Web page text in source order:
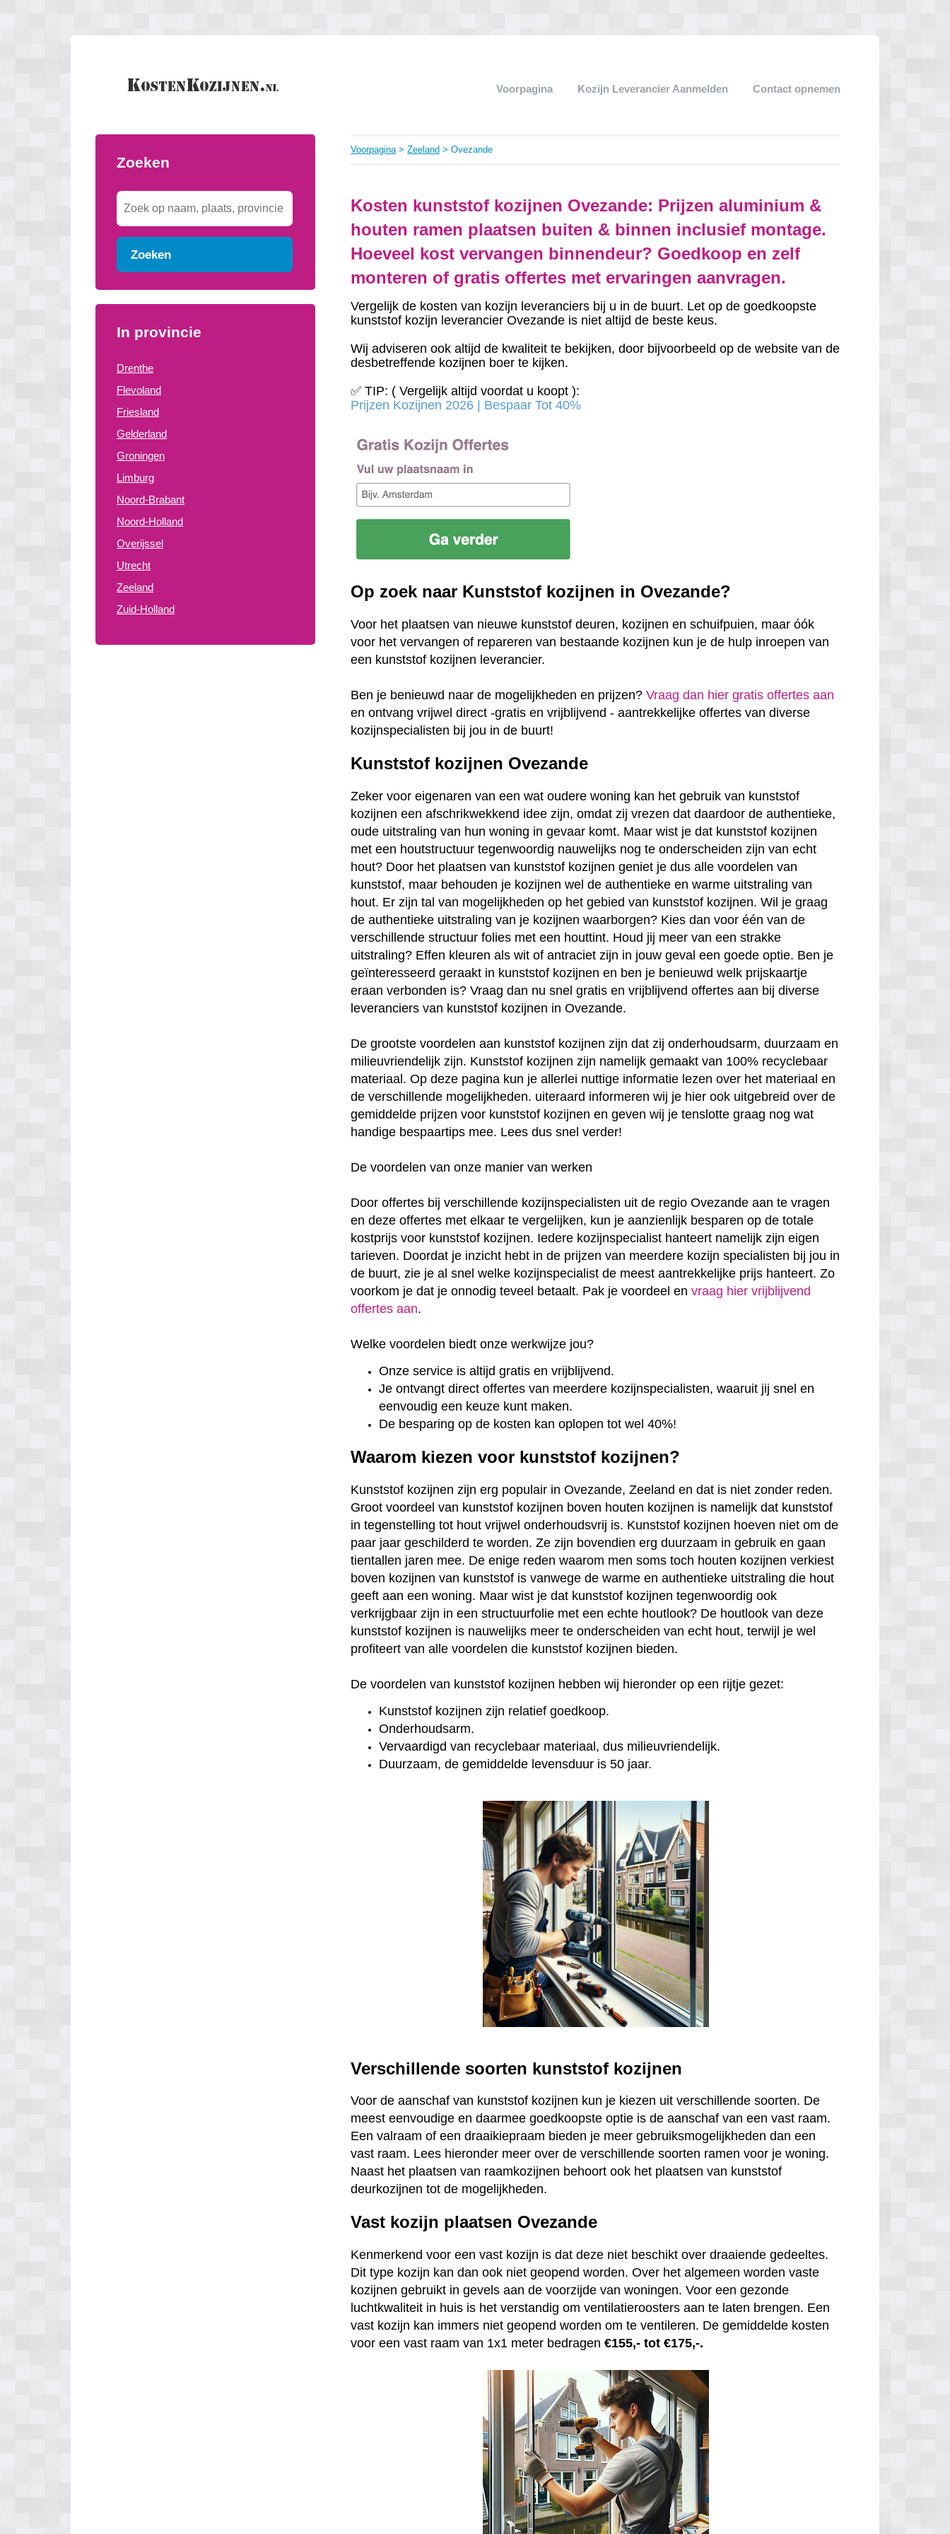
Voorpagina Kozijn Leverancier Aanmelden Contact opnemen
Zoeken
Zoeken
In provincie
Drenthe
Flevoland
Friesland
Gelderland
Groningen
Limburg
Noord-Brabant
Noord-Holland
Overijssel
Utrecht
Zeeland
Zuid-Holland
Voorpagina>Zeeland > Ovezande
Kosten kunststof kozijnen Ovezande: Prijzen aluminium &
houten ramen plaatsen buiten & binnen inclusief montage.
Hoeveel kost vervangen binnendeur? Goedkoop en zelf
monteren of gratis offertes met ervaringen aanvragen.
Vergelijk de kosten van kozijn leveranciers bij u in de buurt. Let op de goedkoopste
kunststof kozijn leverancier Ovezande is niet altijd de beste keus.
Wij adviseren ook altijd de kwaliteit te bekijken, door bijvoorbeeld op de website van de
desbetreffende kozijnen boer te kijken.
✅ TIP: ( Vergelijk altijd voordat u koopt ):
Prijzen Kozijnen 2026 | Bespaar Tot 40%‎
Op zoek naar Kunststof kozijnen in Ovezande?
Voor het plaatsen van nieuwe kunststof deuren, kozijnen en schuifpuien, maar óók
voor het vervangen of repareren van bestaande kozijnen kun je de hulp inroepen van
een kunststof kozijnen leverancier.
Ben je benieuwd naar de mogelijkheden en prijzen?Vraag dan hier gratis offertes aan
en ontvang vrijwel direct -gratis en vrijblijvend - aantrekkelijke offertes van diverse
kozijnspecialisten bij jou in de buurt!
Kunststof kozijnen Ovezande
Zeker voor eigenaren van een wat oudere woning kan het gebruik van kunststof
kozijnen een afschrikwekkend idee zijn, omdat zij vrezen dat daardoor de authentieke,
oude uitstraling van hun woning in gevaar komt. Maar wist je dat kunststof kozijnen
met een houtstructuur tegenwoordig nauwelijks nog te onderscheiden zijn van echt
hout? Door het plaatsen van kunststof kozijnen geniet je dus alle voordelen van
kunststof, maar behouden je kozijnen wel de authentieke en warme uitstraling van
hout. Er zijn tal van mogelijkheden op het gebied van kunststof kozijnen. Wil je graag
de authentieke uitstraling van je kozijnen waarborgen? Kies dan voor één van de
verschillende structuur folies met een houttint. Houd jij meer van een strakke
uitstraling? Effen kleuren als wit of antraciet zijn in jouw geval een goede optie. Ben je
geïnteresseerd geraakt in kunststof kozijnen en ben je benieuwd welk prijskaartje
eraan verbonden is? Vraag dan nu snel gratis en vrijblijvend offertes aan bij diverse
leveranciers van kunststof kozijnen in Ovezande.
De grootste voordelen aan kunststof kozijnen zijn dat zij onderhoudsarm, duurzaam en
milieuvriendelijk zijn. Kunststof kozijnen zijn namelijk gemaakt van 100% recyclebaar
materiaal. Op deze pagina kun je allerlei nuttige informatie lezen over het materiaal en
de verschillende mogelijkheden. uiteraard informeren wij je hier ook uitgebreid over de
gemiddelde prijzen voor kunststof kozijnen en geven wij je tenslotte graag nog wat
handige bespaartips mee. Lees dus snel verder!
De voordelen van onze manier van werken
Door offertes bij verschillende kozijnspecialisten uit de regio Ovezande aan te vragen
en deze offertes met elkaar te vergelijken, kun je aanzienlijk besparen op de totale
kostprijs voor kunststof kozijnen. Iedere kozijnspecialist hanteert namelijk zijn eigen
tarieven. Doordat je inzicht hebt in de prijzen van meerdere kozijn specialisten bij jou in
de buurt, zie je al snel welke kozijnspecialist de meest aantrekkelijke prijs hanteert. Zo
voorkom je dat je onnodig teveel betaalt. Pak je voordeel envraag hier vrijblijvend
offertes aan.
Welke voordelen biedt onze werkwijze jou?
Onze service is altijd gratis en vrijblijvend.
Je ontvangt direct offertes van meerdere kozijnspecialisten, waaruit jij snel en
eenvoudig een keuze kunt maken.
De besparing op de kosten kan oplopen tot wel 40%!
Waarom kiezen voor kunststof kozijnen?
Kunststof kozijnen zijn erg populair in Ovezande, Zeeland en dat is niet zonder reden.
Groot voordeel van kunststof kozijnen boven houten kozijnen is namelijk dat kunststof
in tegenstelling tot hout vrijwel onderhoudsvrij is. Kunststof kozijnen hoeven niet om de
paar jaar geschilderd te worden. Ze zijn bovendien erg duurzaam in gebruik en gaan
tientallen jaren mee. De enige reden waarom men soms toch houten kozijnen verkiest
boven kozijnen van kunststof is vanwege de warme en authentieke uitstraling die hout
geeft aan een woning. Maar wist je dat kunststof kozijnen tegenwoordig ook
verkrijgbaar zijn in een structuurfolie met een echte houtlook? De houtlook van deze
kunststof kozijnen is nauwelijks meer te onderscheiden van echt hout, terwijl je wel
profiteert van alle voordelen die kunststof kozijnen bieden.
De voordelen van kunststof kozijnen hebben wij hieronder op een rijtje gezet:
Kunststof kozijnen zijn relatief goedkoop.
Onderhoudsarm.
Vervaardigd van recyclebaar materiaal, dus milieuvriendelijk.
Duurzaam, de gemiddelde levensduur is 50 jaar.
Verschillende soorten kunststof kozijnen
Voor de aanschaf van kunststof kozijnen kun je kiezen uit verschillende soorten. De
meest eenvoudige en daarmee goedkoopste optie is de aanschaf van een vast raam.
Een valraam of een draaikiepraam bieden je meer gebruiksmogelijkheden dan een
vast raam. Lees hieronder meer over de verschillende soorten ramen voor je woning.
Naast het plaatsen van raamkozijnen behoort ook het plaatsen van kunststof
deurkozijnen tot de mogelijkheden.
Vast kozijn plaatsen Ovezande
Kenmerkend voor een vast kozijn is dat deze niet beschikt over draaiende gedeeltes.
Dit type kozijn kan dan ook niet geopend worden. Over het algemeen worden vaste
kozijnen gebruikt in gevels aan de voorzijde van woningen. Voor een gezonde
luchtkwaliteit in huis is het verstandig om ventilatieroosters aan te laten brengen. Een
vast kozijn kan immers niet geopend worden om te ventileren. De gemiddelde kosten
voor een vast raam van 1x1 meter bedragen€155,- tot €175,-.